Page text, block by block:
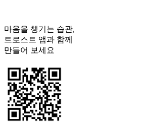
마음을 챙기는 습관,
트로스트 앱과 함께
만들어 보세요